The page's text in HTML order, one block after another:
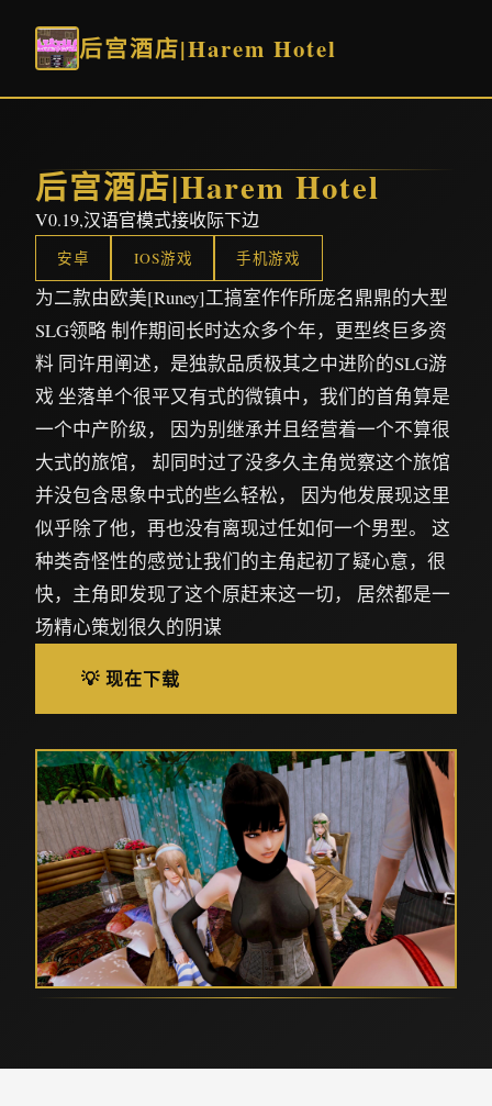
后宫酒店|Harem Hotel
后宫酒店|Harem Hotel
V0.19,汉语官模式接收际下边
安卓 IOS游戏 手机游戏
为二款由欧美[Runey]工搞室作作所庞名鼎鼎的大型
SLG领略 制作期间长时达众多个年，更型终巨多资
料 同许用阐述，是独款品质极其之中进阶的SLG游
戏 坐落单个很平又有式的微镇中，我们的首角算是
一个中产阶级， 因为别继承并且经营着一个不算很
大式的旅馆， 却同时过了没多久主角觉察这个旅馆
并没包含思象中式的些么轻松， 因为他发展现这里
似乎除了他，再也没有离现过任如何一个男型。 这
种类奇怪性的感觉让我们的主角起初了疑心意，很
快，主角即发现了这个原赶来这一切， 居然都是一
场精心策划很久的阴谋
💡 现在下载